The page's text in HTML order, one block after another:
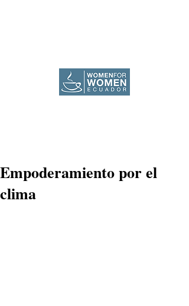
Empoderamiento por el
clima